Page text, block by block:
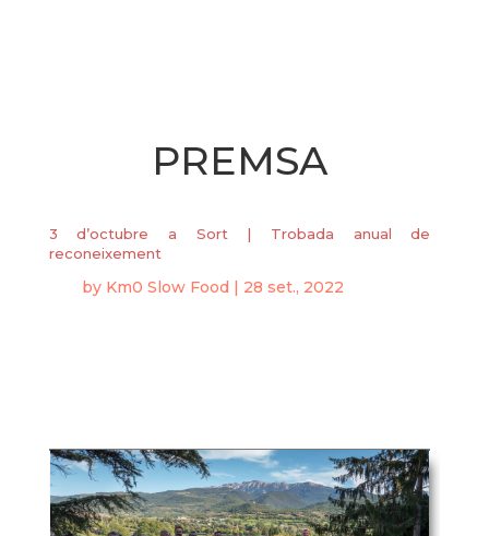
PREMSA
3 d’octubre a Sort | Trobada anual de
reconeixement
by Km0 Slow Food | 28 set., 2022